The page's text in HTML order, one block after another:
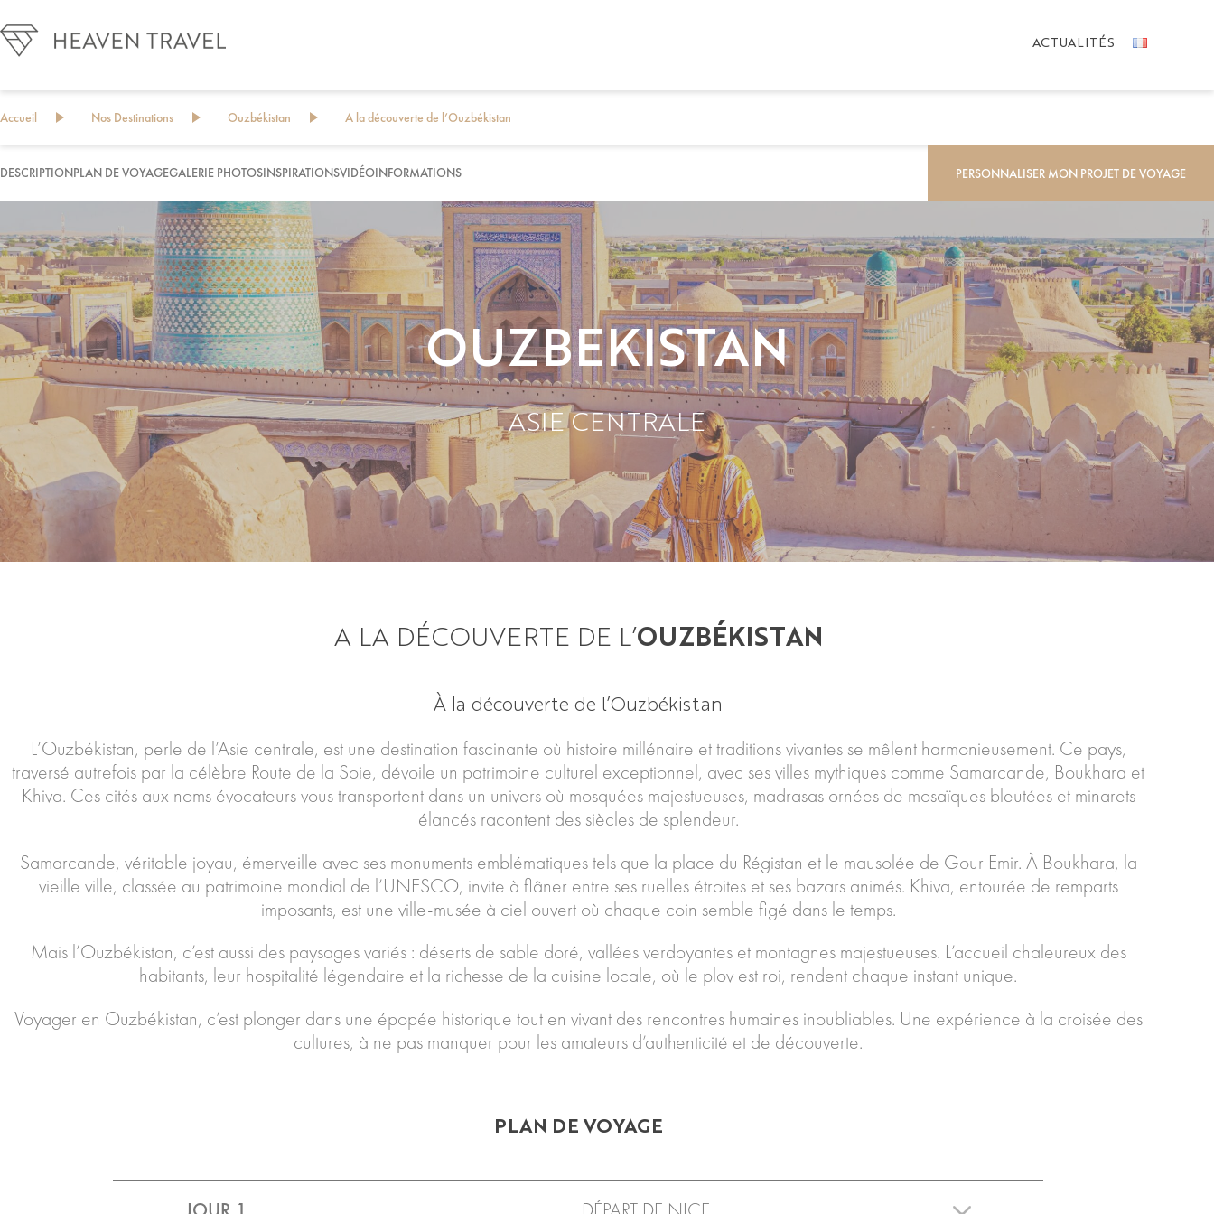
ACTUALITÉS
Accueil Nos Destinations Ouzbékistan A la découverte de l’Ouzbékistan
DESCRIPTIONPLAN DE VOYAGEGALERIE PHOTOSINSPIRATIONSVIDÉOINFORMATIONS PERSONNALISER MON PROJET DE VOYAGE
OUZBEKISTAN
ASIE CENTRALE
A LA DÉCOUVERTE DE L’OUZBÉKISTAN
À la découverte de l’Ouzbékistan
L’Ouzbékistan, perle de l’Asie centrale, est une destination fascinante où histoire millénaire et traditions vivantes se mêlent harmonieusement. Ce pays,
traversé autrefois par la célèbre Route de la Soie, dévoile un patrimoine culturel exceptionnel, avec ses villes mythiques comme Samarcande, Boukhara et
Khiva. Ces cités aux noms évocateurs vous transportent dans un univers où mosquées majestueuses, madrasas ornées de mosaïques bleutées et minarets
élancés racontent des siècles de splendeur.
Samarcande, véritable joyau, émerveille avec ses monuments emblématiques tels que la place du Régistan et le mausolée de Gour Emir. À Boukhara, la
vieille ville, classée au patrimoine mondial de l’UNESCO, invite à flâner entre ses ruelles étroites et ses bazars animés. Khiva, entourée de remparts
imposants, est une ville-musée à ciel ouvert où chaque coin semble figé dans le temps.
Mais l’Ouzbékistan, c’est aussi des paysages variés : déserts de sable doré, vallées verdoyantes et montagnes majestueuses. L’accueil chaleureux des
habitants, leur hospitalité légendaire et la richesse de la cuisine locale, où le plov est roi, rendent chaque instant unique.
Voyager en Ouzbékistan, c’est plonger dans une épopée historique tout en vivant des rencontres humaines inoubliables. Une expérience à la croisée des
cultures, à ne pas manquer pour les amateurs d’authenticité et de découverte.
PLAN DE VOYAGE